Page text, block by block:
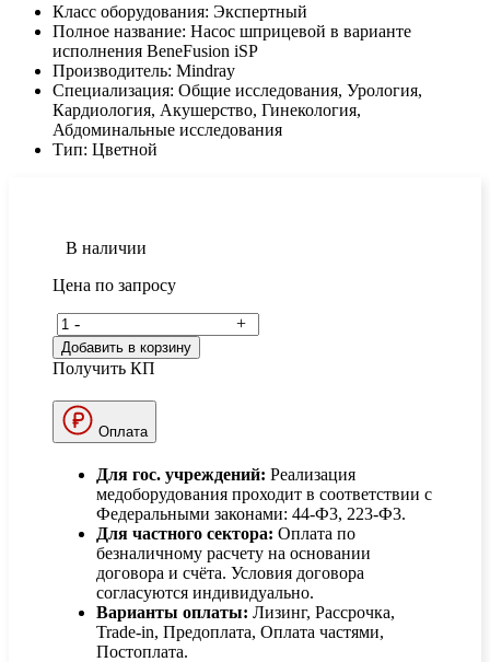
Класс оборудования: Экспертный
Полное название: Насос шприцевой в варианте
исполнения BeneFusion iSP
Производитель: Mindray
Специализация: Общие исследования, Урология,
Кардиология, Акушерство, Гинекология,
Абдоминальные исследования
Тип: Цветной
В наличии
Цена по запросу
- +
Добавить в корзину
Получить КП
Оплата
Для гос. учреждений: Реализация
медоборудования проходит в соответствии с
Федеральными законами: 44-Ф3, 223-Ф3.
Для частного сектора: Оплата по
безналичному расчету на основании
договора и счёта. Условия договора
согласуются индивидуально.
Варианты оплаты: Лизинг, Рассрочка,
Trade-in, Предоплата, Оплата частями,
Постоплата.